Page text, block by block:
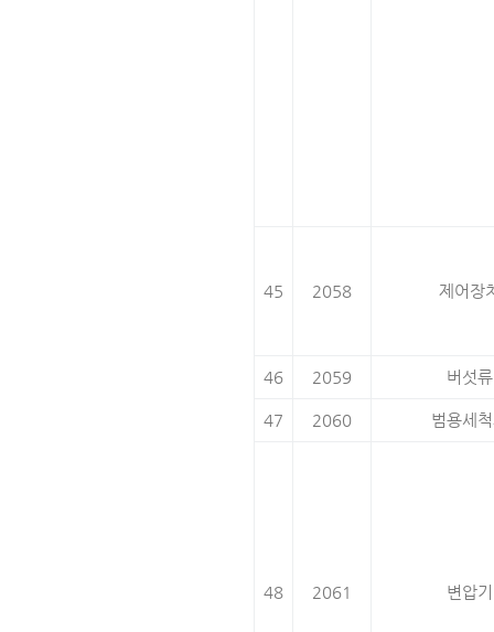
45 2058 제어장
46 2059 버섯류
47 2060 범용세
48 2061 변압기